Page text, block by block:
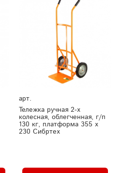
арт.
Тележка ручная 2-х
колесная, облегченная, г/п
130 кг, платформа 355 х
230 Сибртех